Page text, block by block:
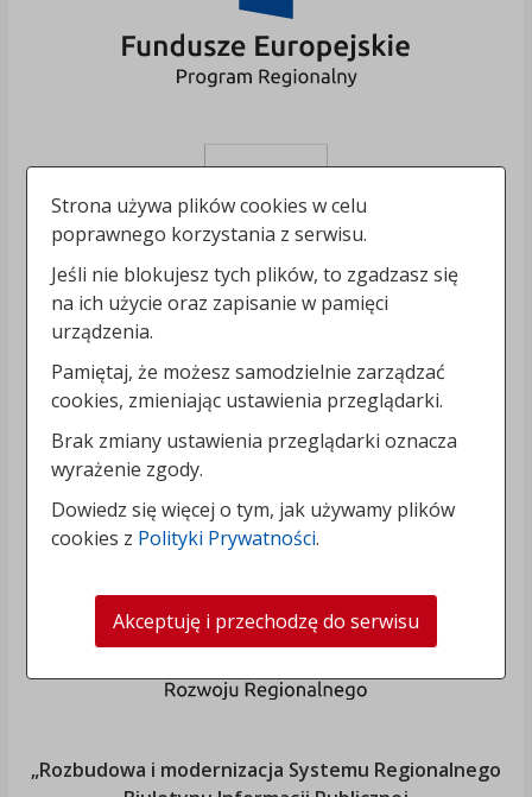
„Rozbudowa i modernizacja Systemu Regionalnego
Strona używa plików cookies w celu
poprawnego korzystania z serwisu.
Jeśli nie blokujesz tych plików, to zgadzasz się
na ich użycie oraz zapisanie w pamięci
urządzenia.
Pamiętaj, że możesz samodzielnie zarządzać
cookies, zmieniając ustawienia przeglądarki.
Brak zmiany ustawienia przeglądarki oznacza
wyrażenie zgody.
Dowiedz się więcej o tym, jak używamy plików
cookies z Polityki Prywatności.
Akceptuję i przechodzę do serwisu